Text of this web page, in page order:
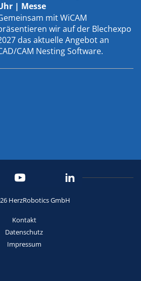
| Messe
mitWiCAM
wir auf der Blechexpo
das aktuelle Angebot an
CAM Nesting Software.
HerzRobotics GmbH
Kontakt
Datenschutz
Impressum